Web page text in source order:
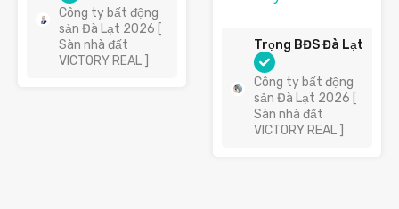
Công ty bất động
sản Đà Lạt 2026 [
Sàn nhà đất
VICTORY REAL ]
Trọng BĐS Đà Lạt
Công ty bất động
sản Đà Lạt 2026 [
Sàn nhà đất
VICTORY REAL ]